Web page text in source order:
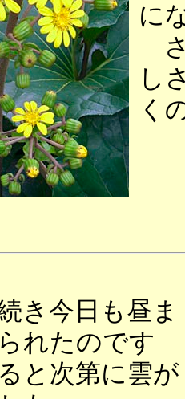
に
さ
し
く
き今日も昼ま
れたのです
と次第に雲が